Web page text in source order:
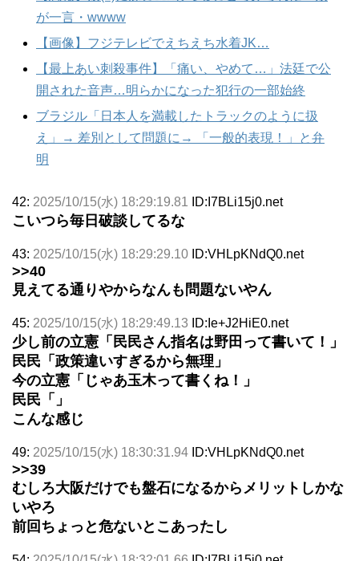
が一言・wwww
【画像】フジテレビでえちえち水着JK…
【最上あい刺殺事件】「痛い、やめて…」法廷で公
開された音声…明らかになった犯行の一部始終
ブラジル「日本人を満載したトラックのように扱
え」→ 差別として問題に→ 「一般的表現！」と弁
明
42: 2025/10/15(水) 18:29:19.81 ID:I7BLi15j0.net
こいつら毎日破談してるな
43: 2025/10/15(水) 18:29:29.10 ID:VHLpKNdQ0.net
>>40
見えてる通りやからなんも問題ないやん
45: 2025/10/15(水) 18:29:49.13 ID:Ie+J2HiE0.net
少し前の立憲「民民さん指名は野田って書いて！」
民民「政策違いすぎるから無理」
今の立憲「じゃあ玉木って書くね！」
民民「」
こんな感じ
49: 2025/10/15(水) 18:30:31.94 ID:VHLpKNdQ0.net
>>39
むしろ大阪だけでも盤石になるからメリットしかな
いやろ
前回ちょっと危ないとこあったし